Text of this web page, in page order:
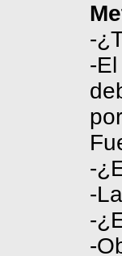
-
-
-
-
-
-